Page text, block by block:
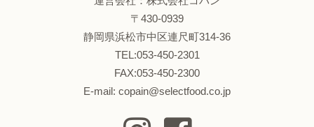
〒430-0939
静岡県浜松市中区連尺町314-36
TEL:053-450-2301
FAX:053-450-2300
E-mail: copain@selectfood.co.jp